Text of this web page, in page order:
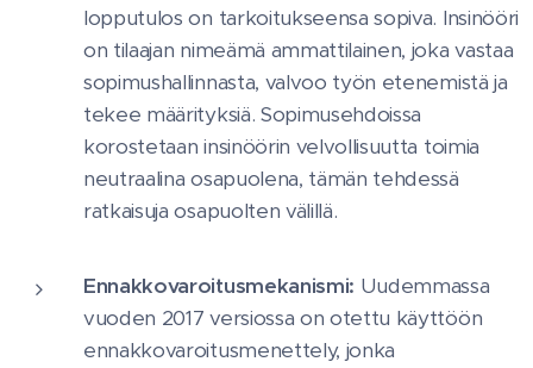
lopputulos on tarkoitukseensa sopiva. Insinööri
on tilaajan nimeämä ammattilainen, joka vastaa
sopimushallinnasta, valvoo työn etenemistä ja
tekee määrityksiä. Sopimusehdoissa
korostetaan insinöörin velvollisuutta toimia
neutraalina osapuolena, tämän tehdessä
ratkaisuja osapuolten välillä.
Ennakkovaroitusmekanismi: Uudemmassa
vuoden 2017 versiossa on otettu käyttöön
ennakkovaroitusmenettely, jonka